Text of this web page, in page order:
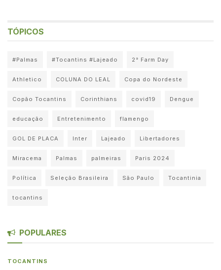
TÓPICOS
#Palmas #Tocantins #Lajeado 2° Farm Day
Athletico COLUNA DO LEAL Copa do Nordeste
Copão Tocantins Corinthians covid19 Dengue
educação Entretenimento flamengo
GOL DE PLACA Inter Lajeado Libertadores
Miracema Palmas palmeiras Paris 2024
Política Seleção Brasileira São Paulo Tocantinia
tocantins
POPULARES
TOCANTINS